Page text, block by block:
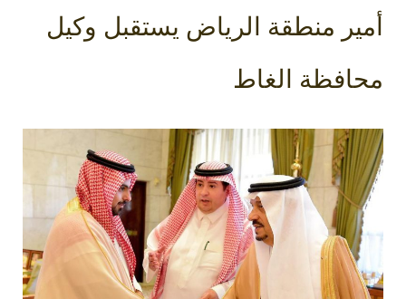
أمير منطقة الرياض يستقبل وكيل
محافظة الغاط